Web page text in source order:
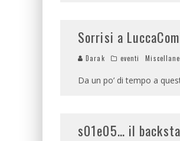
Sorrisi a
Darak eventi
Da un po’ di tempo a
s01e05… il